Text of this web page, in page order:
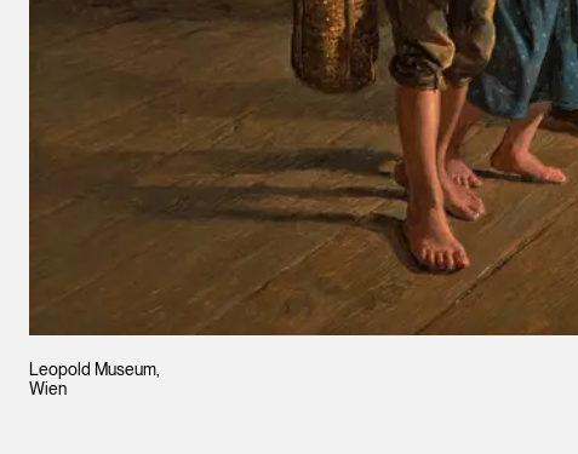
Leopold Museum,
Wien